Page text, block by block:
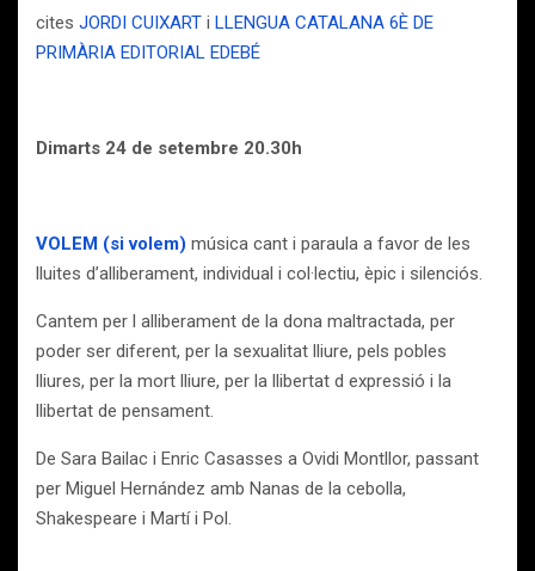
cites JORDI CUIXART i LLENGUA CATALANA 6È DE
PRIMÀRIA EDITORIAL EDEBÉ
Dimarts 24 de setembre 20.30h
VOLEM (si volem) música cant i paraula a favor de les
lluites d’alliberament, individual i col·lectiu, èpic i silenciós.
Cantem per l alliberament de la dona maltractada, per
poder ser diferent, per la sexualitat lliure, pels pobles
lliures, per la mort lliure, per la llibertat d expressió i la
llibertat de pensament.
De Sara Bailac i Enric Casasses a Ovidi Montllor, passant
per Miguel Hernández amb Nanas de la cebolla,
Shakespeare i Martí i Pol.